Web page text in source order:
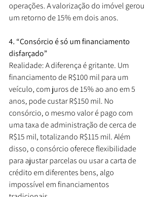
operações. A valorização do imóvel gerou
um retorno de 15% em dois anos.
4. “Consórcio é só um financiamento
disfarçado”
Realidade: A diferença é gritante. Um
financiamento de R$100 mil para um
veículo, com juros de 15% ao ano em 5
anos, pode custar R$150 mil. No
consórcio, o mesmo valor é pago com
uma taxa de administração de cerca de
R$15 mil, totalizando R$115 mil. Além
disso, o consórcio oferece flexibilidade
para ajustar parcelas ou usar a carta de
crédito em diferentes bens, algo
impossível em financiamentos